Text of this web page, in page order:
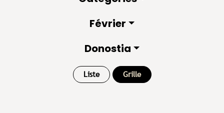
Février
Donostia
Liste Grille